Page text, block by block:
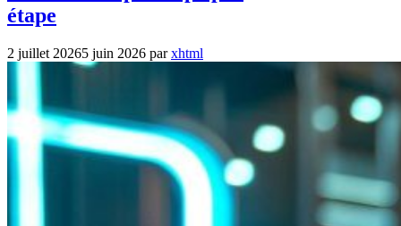
étape
2 juillet 20265 juin 2026 parxhtml